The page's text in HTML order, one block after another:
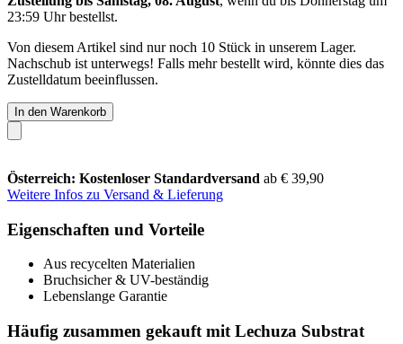
23:59 Uhrbestellst.
Von diesem Artikel sind nur noch 10 Stück in unserem Lager.
Nachschub ist unterwegs! Falls mehr bestellt wird, könnte dies das
Zustelldatum beeinflussen.
In den Warenkorb
Österreich: Kostenloser Standardversand ab € 39,90
Weitere Infos zu Versand & Lieferung
Eigenschaften und Vorteile
Aus recycelten Materialien
Bruchsicher & UV-beständig
Lebenslange Garantie
Häufig zusammen gekauft mit Lechuza Substrat